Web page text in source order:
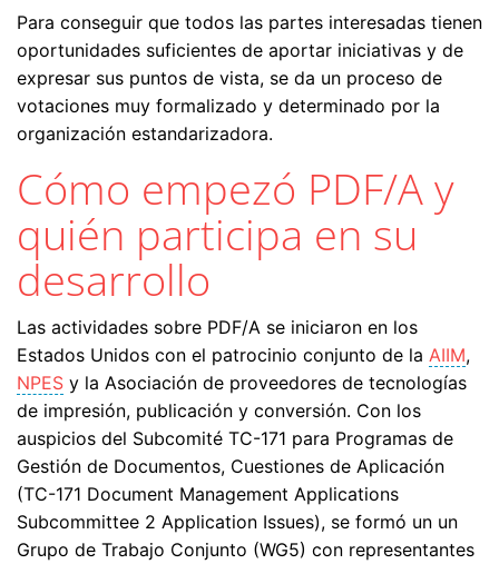
Para conseguir que todos las partes interesadas tienen
oportunidades suficientes de aportar iniciativas y de
expresar sus puntos de vista, se da un proceso de
votaciones muy formalizado y determinado por la
organización estandarizadora.
Cómo empezó PDF/A y
quién participa en su
desarrollo
Las actividades sobre PDF/A se iniciaron en los
Estados Unidos con el patrocinio conjunto de la AIIM,
NPES y la Asociación de proveedores de tecnologías
de impresión, publicación y conversión. Con los
auspicios del Subcomité TC-171 para Programas de
Gestión de Documentos, Cuestiones de Aplicación
(TC-171 Document Management Applications
Subcommittee 2 Application Issues), se formó un un
Grupo de Trabajo Conjunto (WG5) con representantes